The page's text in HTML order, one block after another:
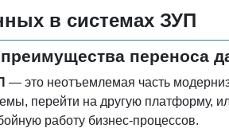
в системах ЗУП
переноса
— это неотъемлемая часть
перейти на другую платформу,
работу бизнес-процессов.